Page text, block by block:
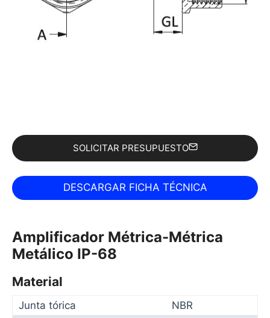
SOLICITAR PRESUPUESTO
Amplificador Métrica-Métrica
Metálico IP-68
Material
Junta tórica NBR